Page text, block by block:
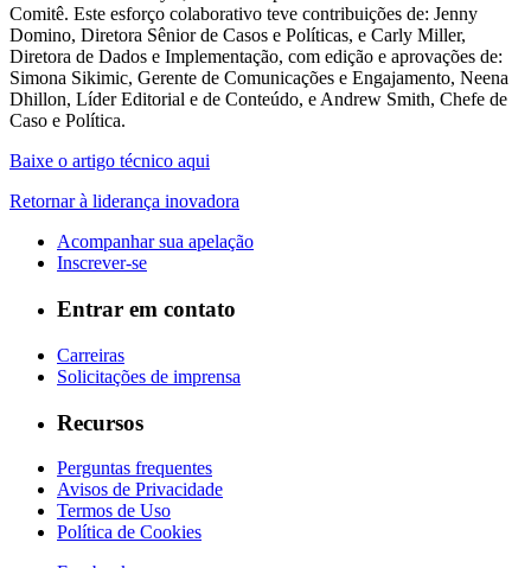
Comitê. Este esforço colaborativo teve contribuições de: Jenny
Domino, Diretora Sênior de Casos e Políticas, e Carly Miller,
Diretora de Dados e Implementação, com edição e aprovações de:
Simona Sikimic, Gerente de Comunicações e Engajamento, Neena
Dhillon, Líder Editorial e de Conteúdo, e Andrew Smith, Chefe de
Caso e Política.
Baixe o artigo técnico aqui
Retornar à liderança inovadora
Acompanhar sua apelação
Inscrever-se
Entrar em contato
Carreiras
Solicitações de imprensa
Recursos
Perguntas frequentes
Avisos de Privacidade
Termos de Uso
Política de Cookies